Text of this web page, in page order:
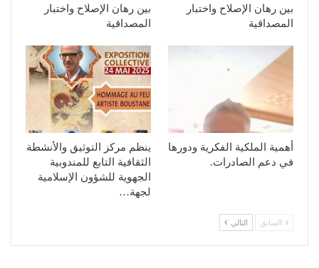
بين رهان الإصلاح واختبار
المصداقية
بين رهان الإصلاح واختبار
المصداقية
أهمية الملكية الفكرية ودورها
في دعم الصادرات.
ينظم مركز التوثيق والأنشطة
الثقافية التابع للمندوبية
الجهوية للشؤون الإسلامية
لجهة…
السابق التالي